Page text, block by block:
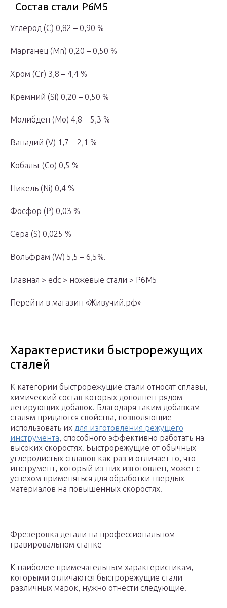
Состав стали Р6М5
Углерод (С) 0,82 – 0,90 %
Марганец (Mn) 0,20 – 0,50 %
Хром (Cr) 3,8 – 4,4 %
Кремний (Si) 0,20 – 0,50 %
Молибден (Мо) 4,8 – 5,3 %
Ванадий (V) 1,7 – 2,1 %
Кобальт (Со) 0,5 %
Никель (Ni) 0,4 %
Фосфор (Р) 0,03 %
Сера (S) 0,025 %
Вольфрам (W) 5,5 – 6,5%.
Главная > edc > ножевые стали > Р6М5
Перейти в магазин «Живучий.рф»
Характеристики быстрорежущих
сталей
К категории быстрорежущие стали относят сплавы,
химический состав которых дополнен рядом
легирующих добавок. Благодаря таким добавкам
сталям придаются свойства, позволяющие
использовать их для изготовления режущего
инструмента, способного эффективно работать на
высоких скоростях. Быстрорежущие от обычных
углеродистых сплавов как раз и отличает то, что
инструмент, который из них изготовлен, может с
успехом применяться для обработки твердых
материалов на повышенных скоростях.
Фрезеровка детали на профессиональном
гравировальном станке
К наиболее примечательным характеристикам,
которыми отличаются быстрорежущие стали
различных марок, нужно отнести следующие.